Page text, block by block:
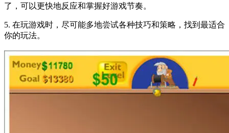
了，可以更快地反应和掌握好游戏节奏。
5. 在玩游戏时，尽可能多地尝试各种技巧和策略，找到最适合
你的玩法。